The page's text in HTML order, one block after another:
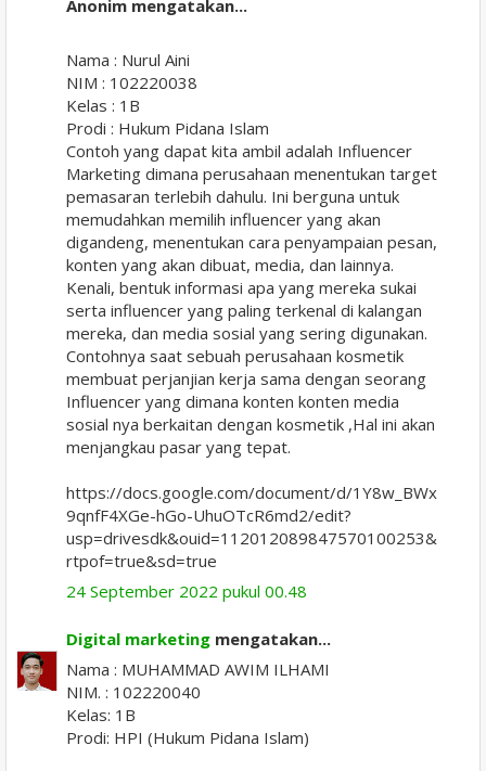
Anonim mengatakan...
Nama : Nurul Aini
NIM : 102220038
Kelas : 1B
Prodi : Hukum Pidana Islam
Contoh yang dapat kita ambil adalah Influencer
Marketing dimana perusahaan menentukan target
pemasaran terlebih dahulu. Ini berguna untuk
memudahkan memilih influencer yang akan
digandeng, menentukan cara penyampaian pesan,
konten yang akan dibuat, media, dan lainnya.
Kenali, bentuk informasi apa yang mereka sukai
serta influencer yang paling terkenal di kalangan
mereka, dan media sosial yang sering digunakan.
Contohnya saat sebuah perusahaan kosmetik
membuat perjanjian kerja sama dengan seorang
Influencer yang dimana konten konten media
sosial nya berkaitan dengan kosmetik ,Hal ini akan
menjangkau pasar yang tepat.
https://docs.google.com/document/d/1Y8w_BWx
9qnfF4XGe-hGo-UhuOTcR6md2/edit?
usp=drivesdk&ouid=112012089847570100253&
rtpof=true&sd=true
24 September 2022 pukul 00.48
Digital marketing mengatakan...
Nama : MUHAMMAD AWIM ILHAMI
NIM. : 102220040
Kelas: 1B
Prodi: HPI (Hukum Pidana Islam)